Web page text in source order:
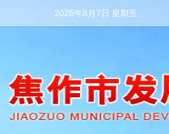
2026年8月7日 星期五